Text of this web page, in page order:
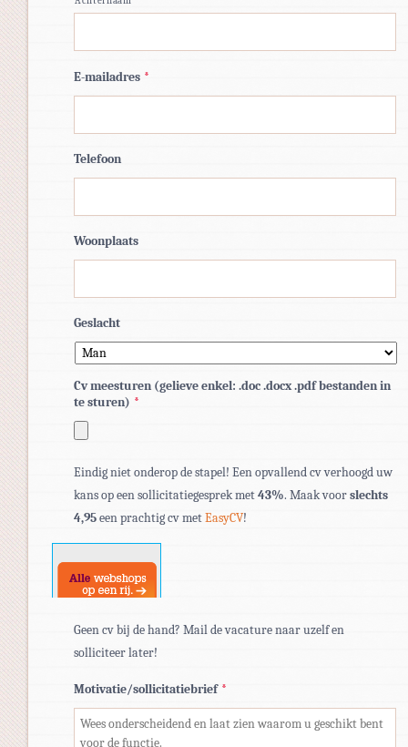
E-mailadres *
Telefoon
Woonplaats
Geslacht
Cv meesturen (gelieve enkel: .doc .docx .pdf bestanden in
te sturen) *
bestandstypen:
pdf,
doc,
docx.
Eindig niet onderop de stapel! Een opvallend cv verhoogd uw
kans op een sollicitatiegesprek met43%. Maak voorslechts
4,95een prachtig cv metEasyCV!
Geen cv bij de hand? Mail de vacature naar uzelf en
solliciteer later!
Motivatie/sollicitatiebrief *